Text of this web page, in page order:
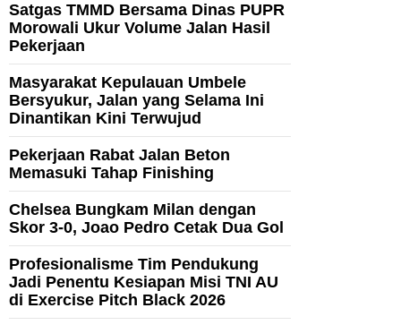
Satgas TMMD Bersama Dinas PUPR
Morowali Ukur Volume Jalan Hasil
Pekerjaan
Masyarakat Kepulauan Umbele
Bersyukur, Jalan yang Selama Ini
Dinantikan Kini Terwujud
Pekerjaan Rabat Jalan Beton
Memasuki Tahap Finishing
Chelsea Bungkam Milan dengan
Skor 3-0, Joao Pedro Cetak Dua Gol
Profesionalisme Tim Pendukung
Jadi Penentu Kesiapan Misi TNI AU
di Exercise Pitch Black 2026